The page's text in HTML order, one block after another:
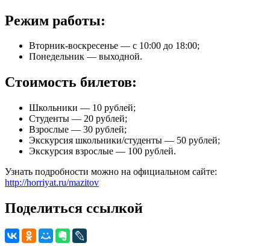
Режим работы:
Вторник-воскресенье — с 10:00 до 18:00;
Понедельник — выходной.
Стоимость билетов:
Школьники — 10 рублей;
Студенты — 20 рублей;
Взрослые — 30 рублей;
Экскурсия школьники/студенты — 50 рублей;
Экскурсия взрослые — 100 рублей.
Узнать подробности можно на официальном сайте:
http://horriyat.ru/mazitov
Поделиться ссылкой